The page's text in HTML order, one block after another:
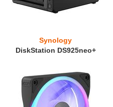
Synology
DiskStation DS925neo+